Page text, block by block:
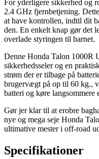
For yderligere sikkerhed og
2.4 GHz fjernbetjening.
at have kontrollen, indtil dit
den. En enkelt knap gør det
overlade styringen til barnet.
Denne Honda Talon 1000R
sikkerhedsseler og en
strøm der er tilbage på
brugervægt på op til 60 kg.,
batteri og køre langsommere
Gør jer klar til at erobre
nye og mega seje Honda
ultimative mester i off-road
Specifikationer